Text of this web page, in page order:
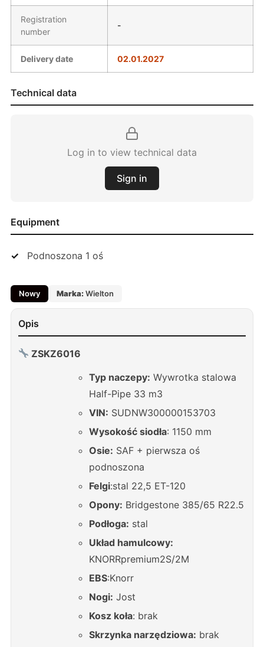
Registration
number
-
Delivery date 02.01.2027
Technical data
Log in to view technical data
Sign in
Equipment
Podnoszona 1 oś
Nowy Marka:Wielton
Opis
ZSKZ6016
Typ naczepy: Wywrotka stalowa
Half-Pipe 33 m3
VIN: SUDNW300000153703
Wysokość siodła: 1150 mm
Osie: SAF + pierwsza oś
podnoszona
Felgi:stal 22,5 ET-120
Opony: Bridgestone 385/65 R22.5
Podłoga: stal
Układ hamulcowy:
KNORRpremium2S/2M
EBS:Knorr
Nogi: Jost
Kosz koła: brak
Skrzynka narzędziowa: brak